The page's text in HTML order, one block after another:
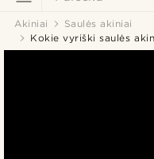
Akiniai
Saulės akiniai
Kokie vyriški saulės